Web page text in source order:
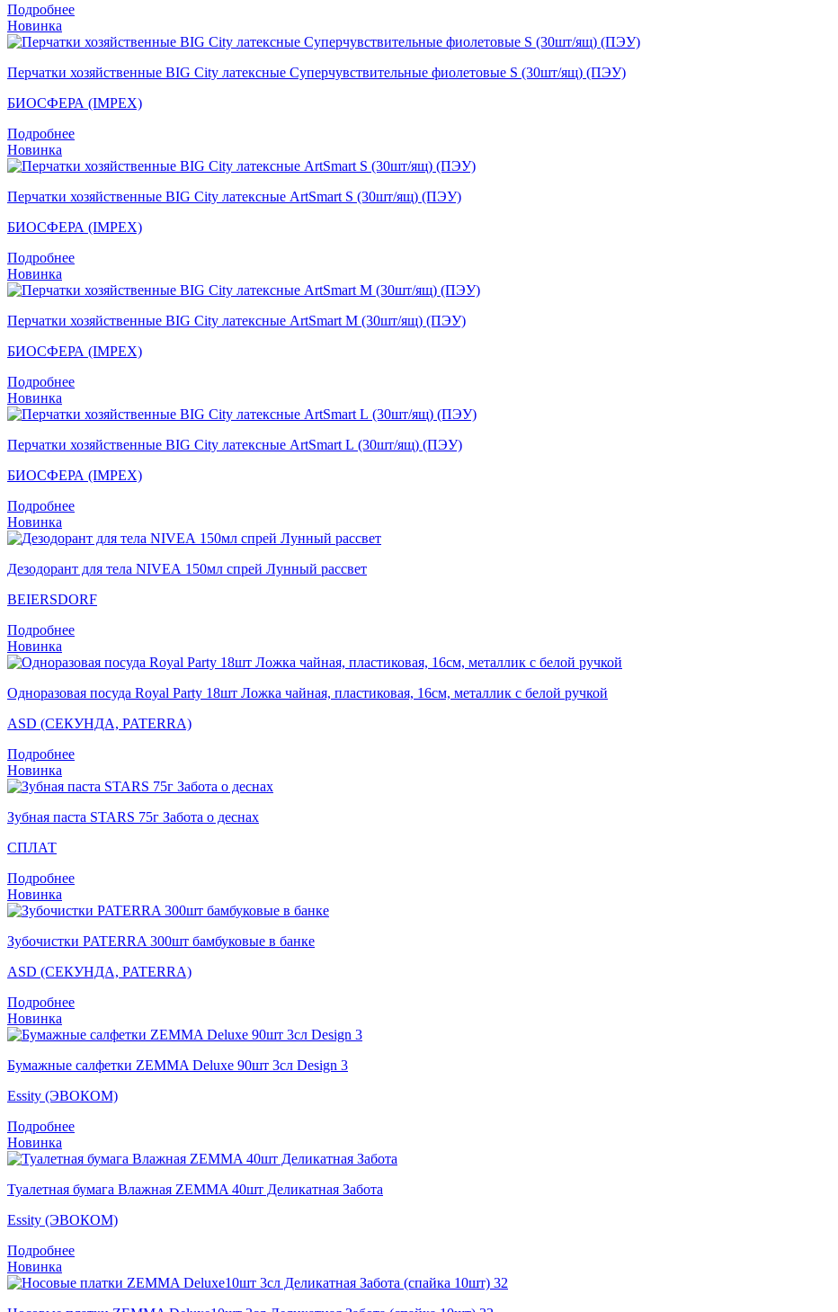
Подробнее
Новинка
Перчатки хозяйственные BIG City латексные Суперчувствительные фиолетовые S (30шт/ящ) (ПЭУ)
БИОСФЕРА (IMPEX)
Подробнее
Новинка
Перчатки хозяйственные BIG City латексные ArtSmart S (30шт/ящ) (ПЭУ)
БИОСФЕРА (IMPEX)
Подробнее
Новинка
Перчатки хозяйственные BIG City латексные ArtSmart M (30шт/ящ) (ПЭУ)
БИОСФЕРА (IMPEX)
Подробнее
Новинка
Перчатки хозяйственные BIG City латексные ArtSmart L (30шт/ящ) (ПЭУ)
БИОСФЕРА (IMPEX)
Подробнее
Новинка
Дезодорант для тела NIVEA 150мл спрей Лунный рассвет
BEIERSDORF
Подробнее
Новинка
Одноразовая посуда Royal Party 18шт Ложка чайная, пластиковая, 16см, металлик с белой ручкой
ASD (СЕКУНДА, PATERRA)
Подробнее
Новинка
Зубная паста STARS 75г Забота о деснах
СПЛАТ
Подробнее
Новинка
Зубочистки PATERRA 300шт бамбуковые в банке
ASD (СЕКУНДА, PATERRA)
Подробнее
Новинка
Бумажные салфетки ZEMMA Deluxe 90шт 3сл Design 3
Essity (ЭВОКОМ)
Подробнее
Новинка
Туалетная бумага Влажная ZEMMA 40шт Деликатная Забота
Essity (ЭВОКОМ)
Подробнее
Новинка